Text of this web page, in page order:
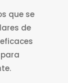
que se
de